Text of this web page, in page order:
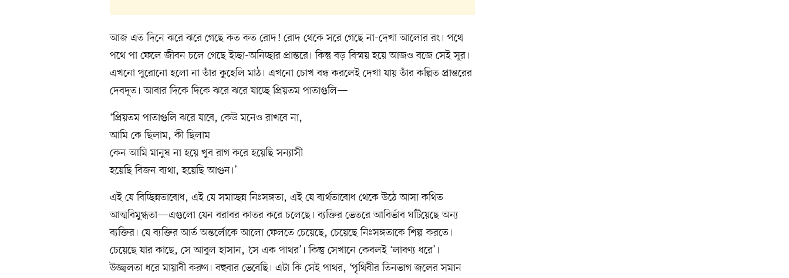
আজ এত দিনে ঝরে ঝরে গেছে কত কত রোদ! রোদ থেকে সরে গেছে না-দেখা আলোর রং। পথে
পথে পা ফেলে জীবন চলে গেছে ইচ্ছা-অনিচ্ছার প্রান্তরে। কিন্তু বড় বিস্ময় হয়ে আজও বজে সেই সুর।
এখনো পুরোনো হলো না তাঁর কুহেলি মাঠ। এখনো চোখ বন্ধ করলেই দেখা যায় তাঁর কল্পিত প্রান্তরের
দেবদূত। আবার দিকে দিকে ঝরে ঝরে যাচ্ছে প্রিয়তম পাতাগুলি—
‘প্রিয়তম পাতাগুলি ঝরে যাবে, কেউ মনেও রাখবে না,
আমি কে ছিলাম, কী ছিলাম
কেন আমি মানুষ না হয়ে খুব রাগ করে হয়েছি সন্যাসী
হয়েছি বিজন ব্যথা, হয়েছি আগুন।’
এই যে বিচ্ছিন্নতাবোধ, এই যে সমাচ্ছন্ন নিঃসঙ্গতা, এই যে ব্যর্থতাবোধ থেকে উঠে আসা কথিত
আত্মবিমুগ্ধতা—এগুলো যেন বরাবর কাতর করে চলেছে। ব্যক্তির ভেতরে আবির্ভাব ঘটিয়েছে অন্য
ব্যক্তির। যে ব্যক্তির আর্ত অন্তর্লোকে আলো ফেলতে চেয়েছে, চেয়েছে নিঃসঙ্গতাকে শিল্প করতে।
চেয়েছে যার কাছে, সে আবুল হাসান, ‘সে এক পাথর’। কিন্তু সেখানে কেবলই ‘লাবণ্য ধরে’।
উজ্জ্বলতা ধরে মায়াবী করুণ। বহুবার ভেবেছি। এটা কি সেই পাথর, ‘পৃথিবীর তিনভাগ জলের সমান